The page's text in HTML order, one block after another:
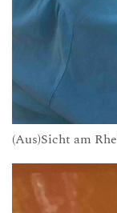
(Aus)Sicht am